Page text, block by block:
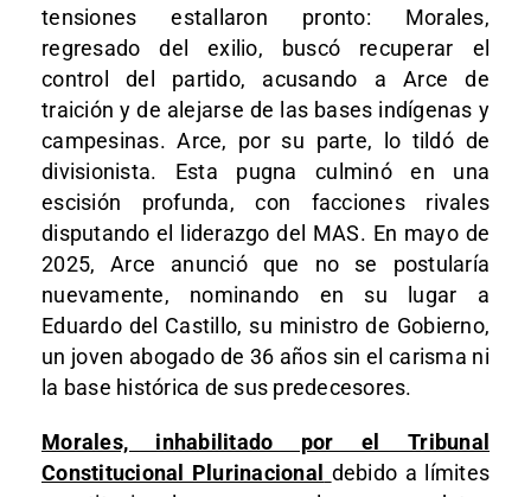
tensiones estallaron pronto: Morales,
regresado del exilio, buscó recuperar el
control del partido, acusando a Arce de
traición y de alejarse de las bases indígenas y
campesinas. Arce, por su parte, lo tildó de
divisionista. Esta pugna culminó en una
escisión profunda, con facciones rivales
disputando el liderazgo del MAS. En mayo de
2025, Arce anunció que no se postularía
nuevamente, nominando en su lugar a
Eduardo del Castillo, su ministro de Gobierno,
un joven abogado de 36 años sin el carisma ni
la base histórica de sus predecesores.
Morales, inhabilitado por el Tribunal
Constitucional Plurinacional
debido a límites